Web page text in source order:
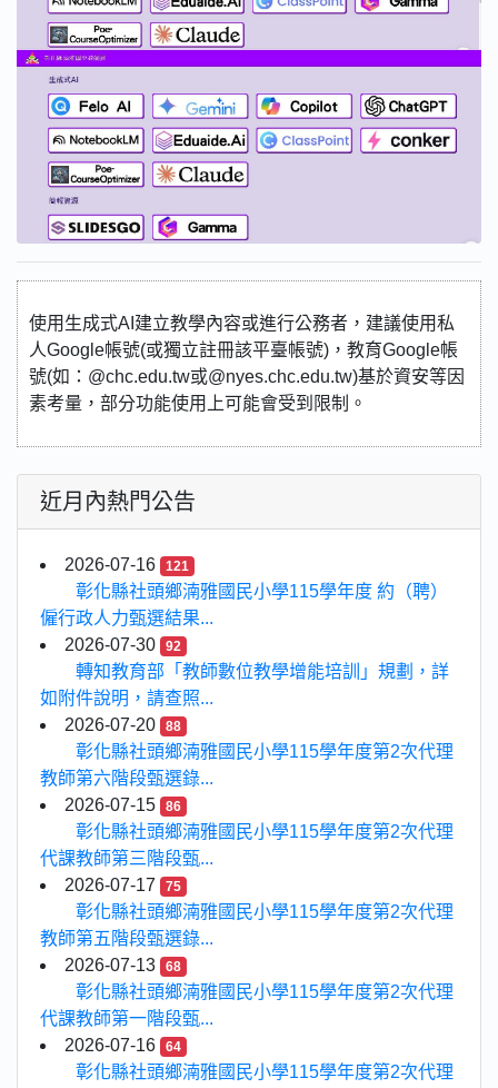
使用生成式AI建立教學內容或進行公務者，建議使用私
人Google帳號(或獨立註冊該平臺帳號)，教育Google帳
號(如：@chc.edu.tw或@nyes.chc.edu.tw)基於資安等因
素考量，部分功能使用上可能會受到限制。
近月內熱門公告
2026-07-16 121
彰化縣社頭鄉湳雅國民小學115學年度 約（聘）
僱行政人力甄選結果...
2026-07-30
92
轉知教育部「教師數位教學增能培訓」規劃，詳
如附件說明，請查照...
2026-07-20
88
彰化縣社頭鄉湳雅國民小學115學年度第2次代理
教師第六階段甄選錄...
2026-07-15
86
彰化縣社頭鄉湳雅國民小學115學年度第2次代理
代課教師第三階段甄...
2026-07-17
75
彰化縣社頭鄉湳雅國民小學115學年度第2次代理
教師第五階段甄選錄...
2026-07-13
68
彰化縣社頭鄉湳雅國民小學115學年度第2次代理
代課教師第一階段甄...
2026-07-16
64
彰化縣社頭鄉湳雅國民小學115學年度第2次代理